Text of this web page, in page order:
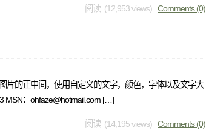
阅读 (12,953 views) Comments (0)
片的正中间，使用自定义的文字，颜色，字体以及文字大
MSN：ohfaze@hotmail.com […]
阅读 (14,195 views) Comments (0)